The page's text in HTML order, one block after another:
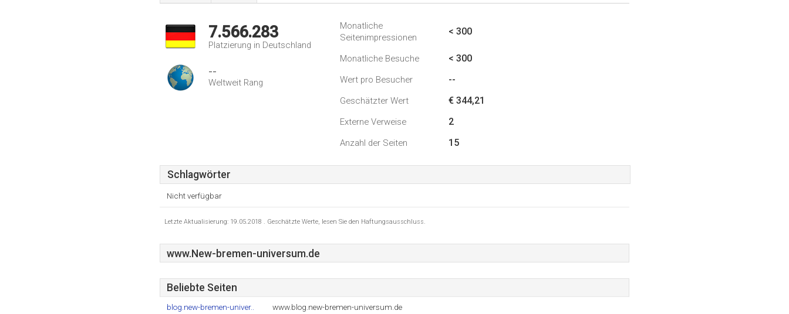
7.566.283
Platzierung in Deutschland
--
Weltweit Rang
Monatliche
Seitenimpressionen
< 300
Monatliche Besuche < 300
Wert pro Besucher --
Geschätzter Wert € 344,21
Externe Verweise 2
Anzahl der Seiten 15
Schlagwörter
Nicht verfügbar
Letzte Aktualisierung: 19.05.2018 . Geschätzte Werte, lesen Sie den Haftungsausschluss.
www.New-bremen-universum.de
Beliebte Seiten
blog.new-bremen-univer.. www.blog.new-bremen-universum.de